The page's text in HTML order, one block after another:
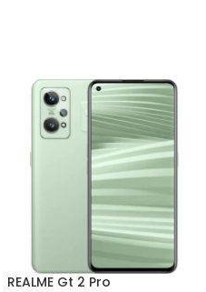
REALME Gt 2 Pro